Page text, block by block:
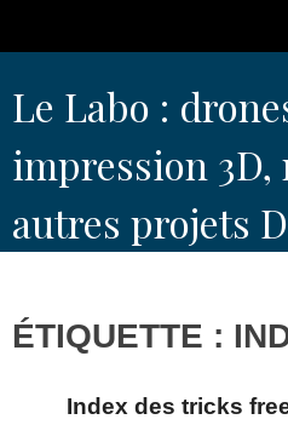
to
content
Le Labo :
impression
autres projets
ÉTIQUETTE :
Index des tricks